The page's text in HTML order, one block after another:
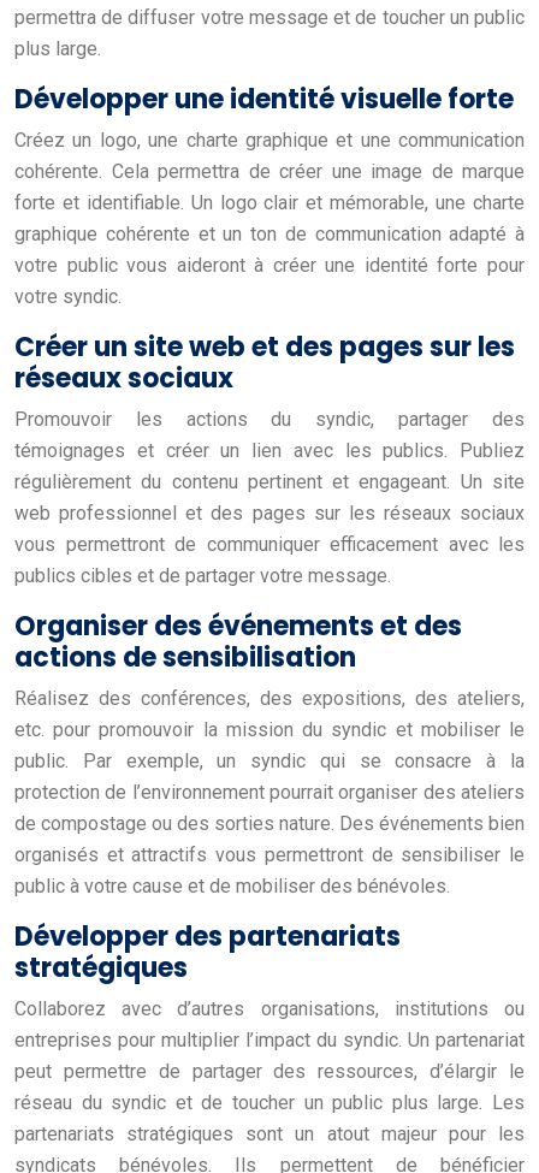
permettra de diffuser votre message et de toucher un public
plus large.
Développer une identité visuelle forte
Créez un logo, une charte graphique et une communication
cohérente. Cela permettra de créer une image de marque
forte et identifiable. Un logo clair et mémorable, une charte
graphique cohérente et un ton de communication adapté à
votre public vous aideront à créer une identité forte pour
votre syndic.
Créer un site web et des pages sur les
réseaux sociaux
Promouvoir les actions du syndic, partager des
témoignages et créer un lien avec les publics. Publiez
régulièrement du contenu pertinent et engageant. Un site
web professionnel et des pages sur les réseaux sociaux
vous permettront de communiquer efficacement avec les
publics cibles et de partager votre message.
Organiser des événements et des
actions de sensibilisation
Réalisez des conférences, des expositions, des ateliers,
etc. pour promouvoir la mission du syndic et mobiliser le
public. Par exemple, un syndic qui se consacre à la
protection de l’environnement pourrait organiser des ateliers
de compostage ou des sorties nature. Des événements bien
organisés et attractifs vous permettront de sensibiliser le
public à votre cause et de mobiliser des bénévoles.
Développer des partenariats
stratégiques
Collaborez avec d’autres organisations, institutions ou
entreprises pour multiplier l’impact du syndic. Un partenariat
peut permettre de partager des ressources, d’élargir le
réseau du syndic et de toucher un public plus large. Les
partenariats stratégiques sont un atout majeur pour les
syndicats bénévoles. Ils permettent de bénéficier